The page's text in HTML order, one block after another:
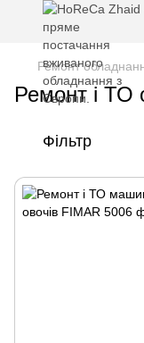
Ремонт
Ремонт і ТО
Фільтр